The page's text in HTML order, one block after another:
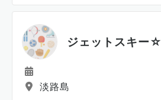
ジェットスキー☆
淡路島